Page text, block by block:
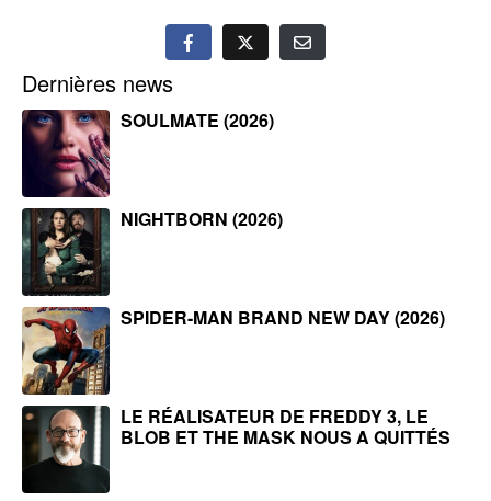
Dernières news
SOULMATE (2026)
NIGHTBORN (2026)
SPIDER-MAN BRAND NEW DAY (2026)
LE RÉALISATEUR DE FREDDY 3, LE
BLOB ET THE MASK NOUS A QUITTÉS